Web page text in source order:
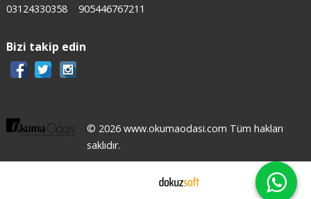
03124330358
905446767211
Bizi takip edin
© 2026 www.okumaodasi.com Tüm hakları
saklıdır.